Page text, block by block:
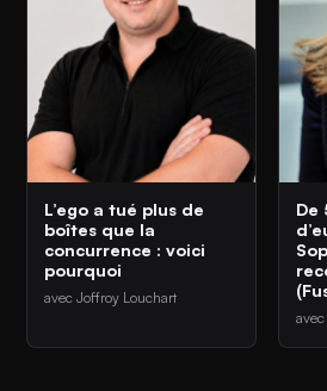
L’ego a tué plus de
boîtes que la
concurrence : voici
pourquoi
avec Joffroy Louchart
De